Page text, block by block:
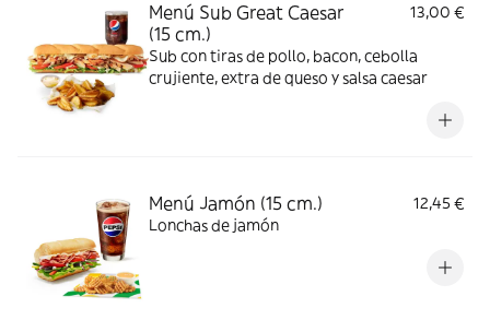
Menú Sub Great Caesar
(15 cm.)
13,00 €
Sub con tiras de pollo, bacon, cebolla
crujiente, extra de queso y salsa caesar
Menú Jamón (15 cm.)
12,45 €
Lonchas de jamón